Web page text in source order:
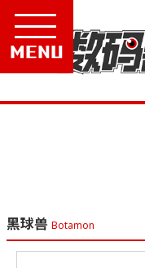
黑球兽 Botamon